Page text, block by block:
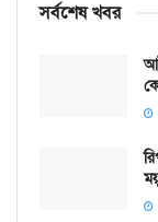
সর্বশেষ খবর